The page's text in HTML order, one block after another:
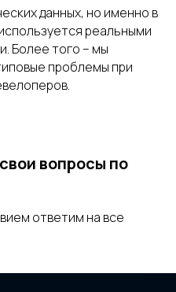
данных, но именно в
реальными
Более того – мы
проблемы при
вопросы по
ответим на все